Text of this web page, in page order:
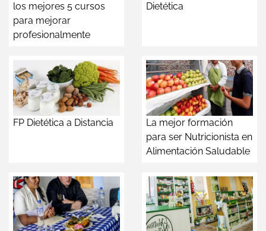
los mejores 5 cursos
para mejorar
profesionalmente
Dietética
FP Dietética a Distancia
La mejor formación
para ser Nutricionista en
Alimentación Saludable